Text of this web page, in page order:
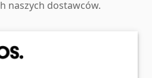
naszych dostawców.